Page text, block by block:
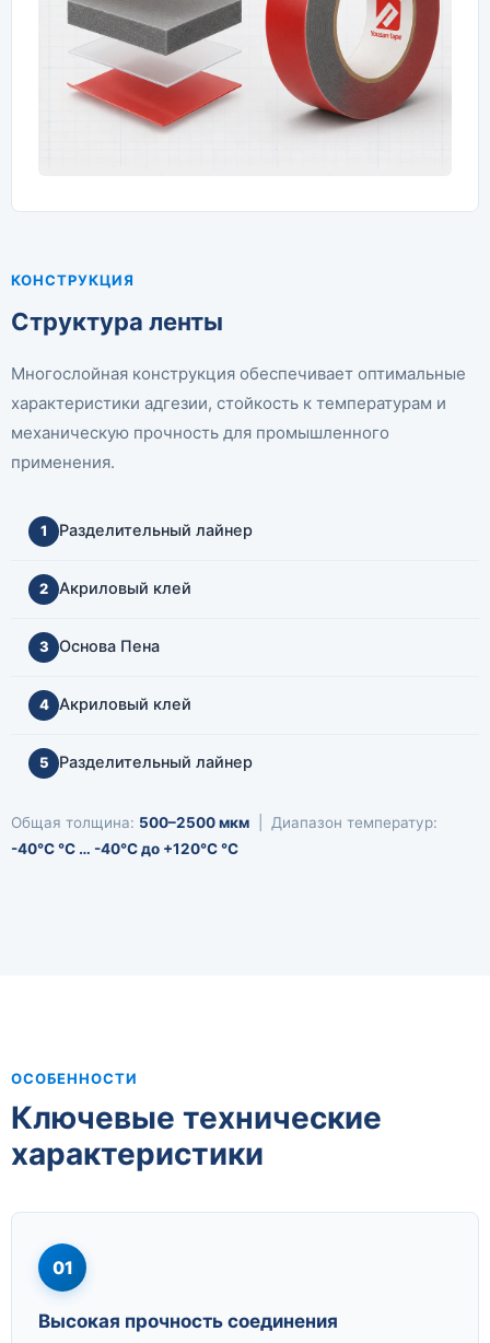
КОНСТРУКЦИЯ
Структура ленты
Многослойная конструкция обеспечивает оптимальные
характеристики адгезии, стойкость к температурам и
механическую прочность для промышленного
применения.
1 Разделительный лайнер
2 Акриловый клей
3 Основа Пена
4 Акриловый клей
5 Разделительный лайнер
Общая толщина: 500–2500 мкм | Диапазон температур:
-40°C °C … -40°C до +120°C °C
ОСОБЕННОСТИ
Ключевые технические
характеристики
01
Высокая прочность соединения